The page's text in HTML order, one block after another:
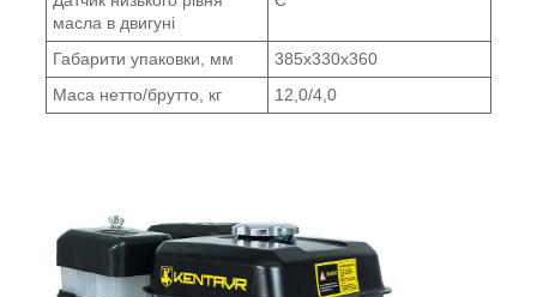
масла в двигуні
Габарити упаковки, мм
385х330х360
Маса нетто/брутто, кг
12,0/4,0